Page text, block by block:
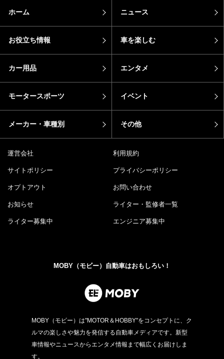
ホーム ニュース
お役立ち情報 車を楽しむ
カー用品 エンタメ
モータースポーツ イベント
メーカー・車種別 その他
運営会社 利用規約
サイトポリシー プライバシーポリシー
オプトアウト お問い合わせ
お知らせ ライター・監修者一覧
ライター募集中 エンジニア募集中
MOBY（モビー）自動車はおもしろい！
MOBY（モビー）は"MOTOR＆HOBBY"をコンセプトに、ク
ルマの楽しさや魅力を発信する自動車メディアです。新型
車情報やニュースからエンタメ情報まで幅広くお届けしま
す。